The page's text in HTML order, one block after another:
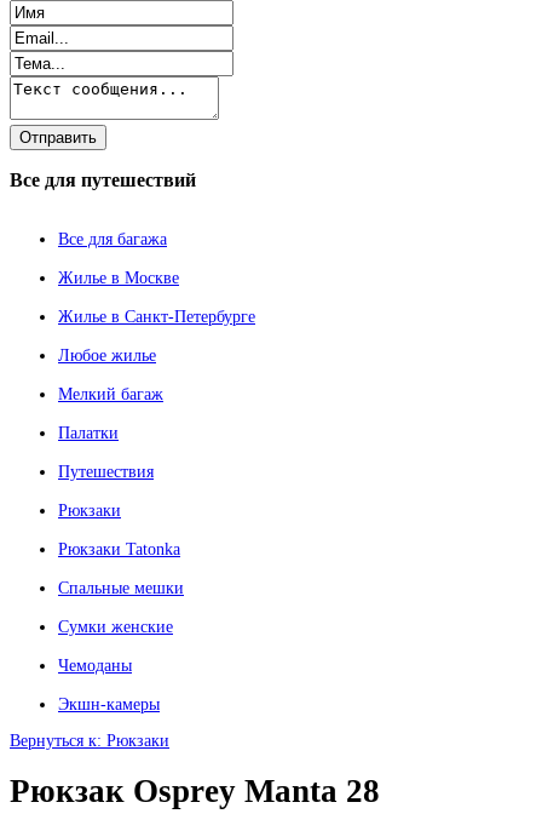
Все для путешествий
Все для багажа
Жилье в Москве
Жилье в Санкт-Петербурге
Любое жилье
Мелкий багаж
Палатки
Путешествия
Рюкзаки
Рюкзаки Tatonka
Спальные мешки
Сумки женские
Чемоданы
Экшн-камеры
Вернуться к: Рюкзаки
Рюкзак Osprey Manta 28